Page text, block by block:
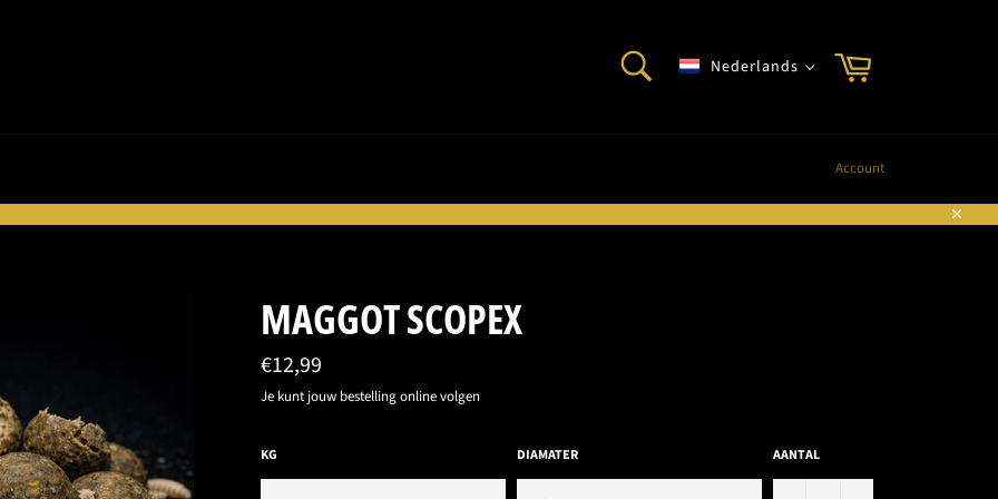
Nederlands
Account
MAGGOT SCOPEX
Normale
prijs
€12,99
Je kunt jouw bestelling online volgen
KG DIAMATER AANTAL